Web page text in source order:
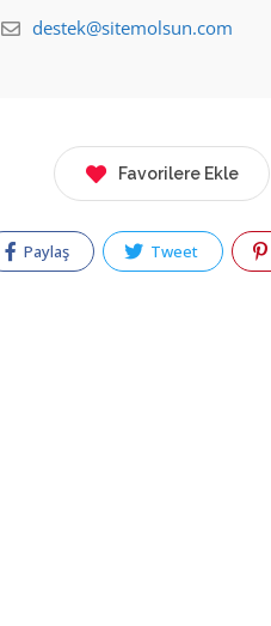
destek@sitemolsun.com
Favorilere Ekle
Paylaş Tweet